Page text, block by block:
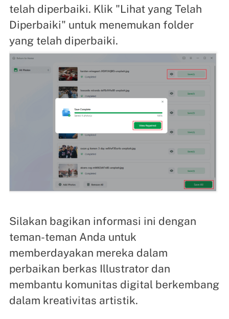
telah diperbaiki. Klik "Lihat yang Telah
Diperbaiki" untuk menemukan folder
yang telah diperbaiki.
Silakan bagikan informasi ini dengan
teman-teman Anda untuk
memberdayakan mereka dalam
perbaikan berkas Illustrator dan
membantu komunitas digital berkembang
dalam kreativitas artistik.